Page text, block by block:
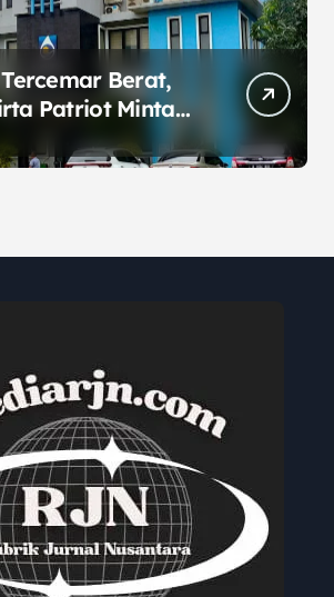
Berat,
Patriot Minta
Kualitas